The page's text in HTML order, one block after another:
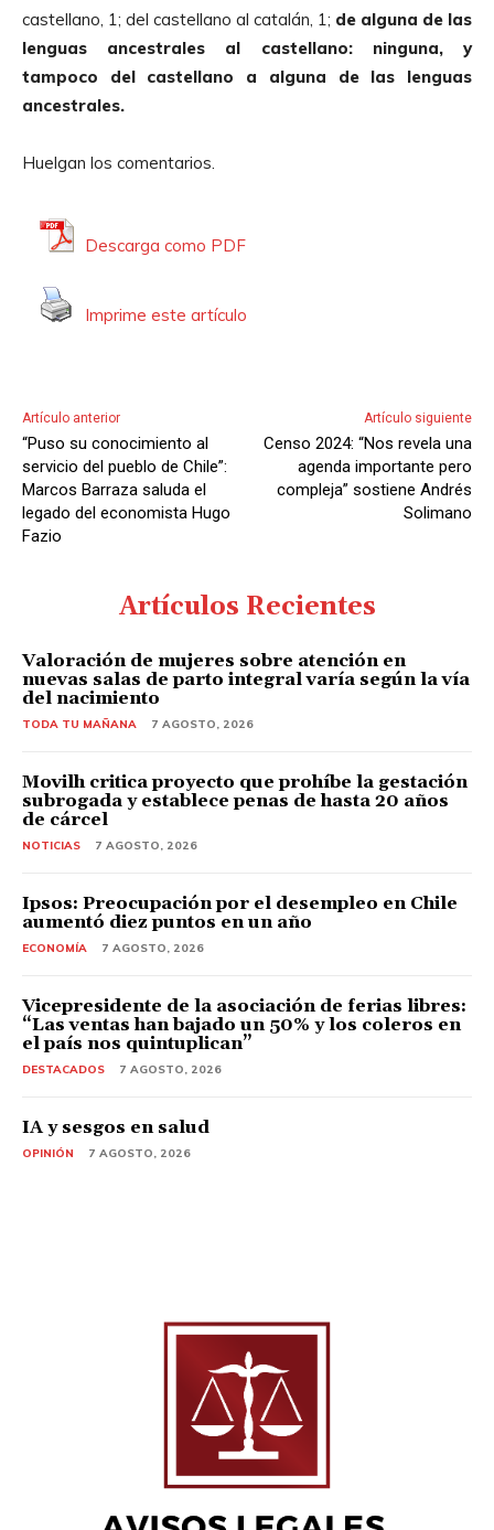
castellano, 1; del castellano al catalán, 1; de alguna de las
lenguas ancestrales al castellano: ninguna, y
tampoco del castellano a alguna de las lenguas
ancestrales.
Huelgan los comentarios.
Descarga como PDF
Imprime este artículo
Artículo anterior
“Puso su conocimiento al
servicio del pueblo de Chile”:
Marcos Barraza saluda el
legado del economista Hugo
Fazio
Artículo siguiente
Censo 2024: “Nos revela una
agenda importante pero
compleja” sostiene Andrés
Solimano
Artículos Recientes
Valoración de mujeres sobre atención en
nuevas salas de parto integral varía según la vía
del nacimiento
TODA TU MAÑANA 7 AGOSTO, 2026
Movilh critica proyecto que prohíbe la gestación
subrogada y establece penas de hasta 20 años
de cárcel
NOTICIAS 7 AGOSTO, 2026
Ipsos: Preocupación por el desempleo en Chile
aumentó diez puntos en un año
ECONOMÍA 7 AGOSTO, 2026
Vicepresidente de la asociación de ferias libres:
“Las ventas han bajado un 50% y los coleros en
el país nos quintuplican”
DESTACADOS 7 AGOSTO, 2026
IA y sesgos en salud
OPINIÓN 7 AGOSTO, 2026